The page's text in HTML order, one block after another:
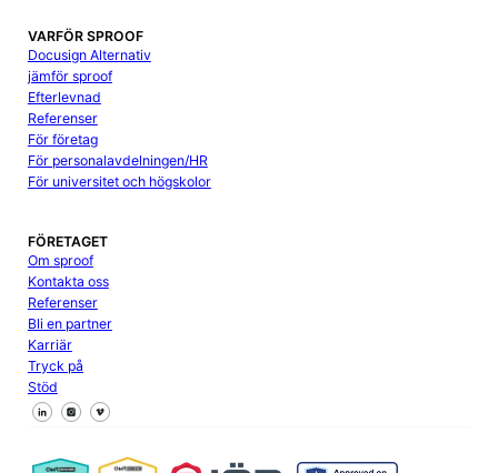
VARFÖR SPROOF
Docusign Alternativ
jämför sproof
Efterlevnad
Referenser
För företag
För personalavdelningen/HR
För universitet och högskolor
FÖRETAGET
Om sproof
Kontakta oss
Referenser
Bli en partner
Karriär
Tryck på
Stöd
Följ oss på Facebook
Följ oss på X
Följ oss på LinkedIn